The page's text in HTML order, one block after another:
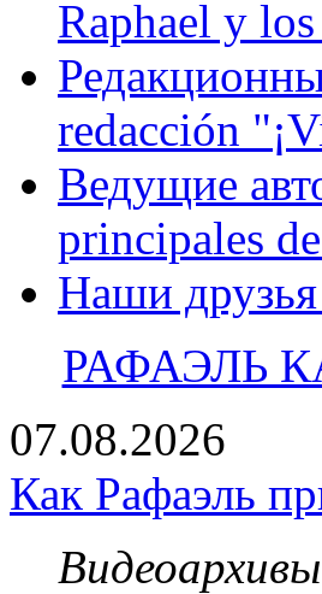
Raphael y
redacción
Ведущие
principales
Наши
РАФАЭЛЬ
07.08.2026
Как Рафаэль